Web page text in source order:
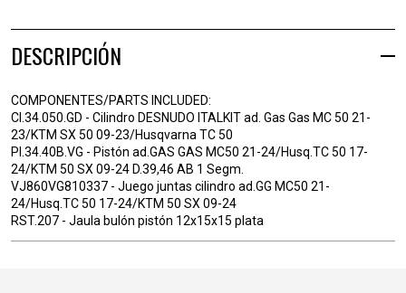
DESCRIPCIÓN
COMPONENTES/PARTS INCLUDED:
CI.34.050.GD - Cilindro DESNUDO ITALKIT ad. Gas Gas MC 50 21-
23/KTM SX 50 09-23/Husqvarna TC 50
PI.34.40B.VG - Pistón ad.GAS GAS MC50 21-24/Husq.TC 50 17-
24/KTM 50 SX 09-24 D.39,46 AB 1 Segm.
VJ860VG810337 - Juego juntas cilindro ad.GG MC50 21-
24/Husq.TC 50 17-24/KTM 50 SX 09-24
RST.207 - Jaula bulón pistón 12x15x15 plata